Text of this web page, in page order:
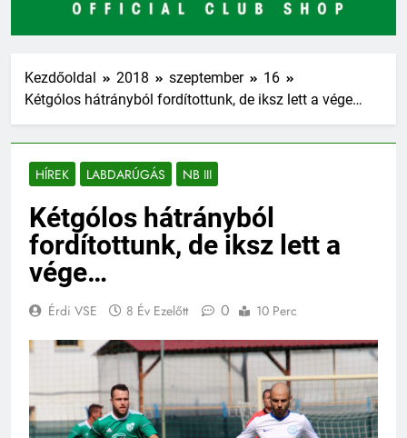
Kezdőoldal 2018 szeptember
16
Kétgólos hátrányból fordítottunk, de iksz lett a vége…
HÍREK LABDARÚGÁS NB III
Kétgólos hátrányból
fordítottunk, de iksz lett a
vége…
Érdi VSE 8 Év Ezelőtt 0 10 Perc